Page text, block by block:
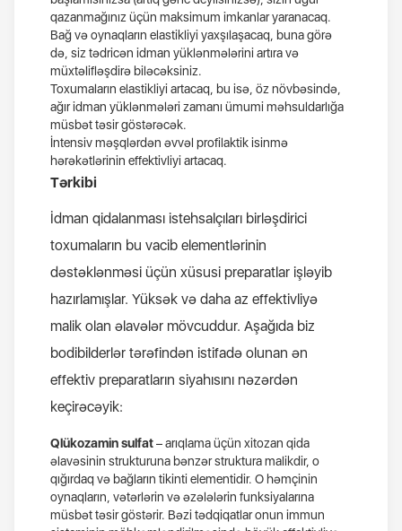
qazanmağınız üçün maksimum imkanlar yaranacaq.
Bağ və oynaqların elastikliyi yaxşılaşacaq, buna görə
də, siz tədricən idman yüklənmələrini artıra və
müxtəlifləşdirə biləcəksiniz.
Toxumaların elastikliyi artacaq, bu isə, öz növbəsində,
ağır idman yüklənmələri zamanı ümumi məhsuldarlığa
müsbət təsir göstərəcək.
İntensiv məşqlərdən əvvəl profilaktik isinmə
hərəkətlərinin effektivliyi artacaq.
Tərkibi
İdman qidalanması istehsalçıları birləşdirici
toxumaların bu vacib elementlərinin
dəstəklənməsi üçün xüsusi preparatlar işləyib
hazırlamışlar. Yüksək və daha az effektivliyə
malik olan əlavələr mövcuddur. Aşağıda biz
bodibilderlər tərəfindən istifadə olunan ən
effektiv preparatların siyahısını nəzərdən
keçirəcəyik:
Qlükozamin sulfat– arıqlama üçün xitozan qida
əlavəsinin strukturuna bənzər struktura malikdir, o
qığırdaq və bağların tikinti elementidir. O həmçinin
oynaqların, vətərlərin və əzələlərin funksiyalarına
müsbət təsir göstərir. Bəzi tədqiqatlar onun immun